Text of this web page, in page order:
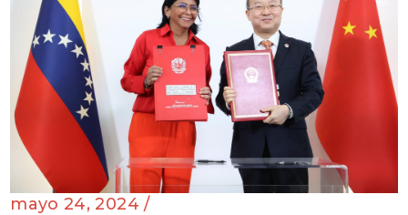
mayo 24, 2024 /